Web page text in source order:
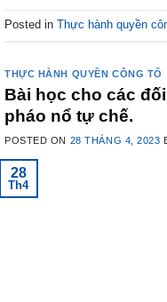
Posted in Thực hành quyền
THỰC HÀNH QUYỀN CÔNG TỐ
Bài học cho các
pháo nổ tự chế.
POSTED ON 28 THÁNG 4, 2023
28
Th4